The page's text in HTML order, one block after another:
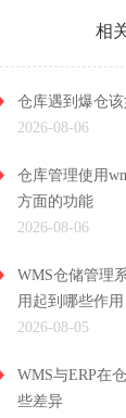
相
仓库遇到爆仓
2026-08-06
仓库管理使用
方面的功能
2026-08-06
WMS仓储管理
用起到哪些作用
2026-08-05
WMS与ERP在
些差异